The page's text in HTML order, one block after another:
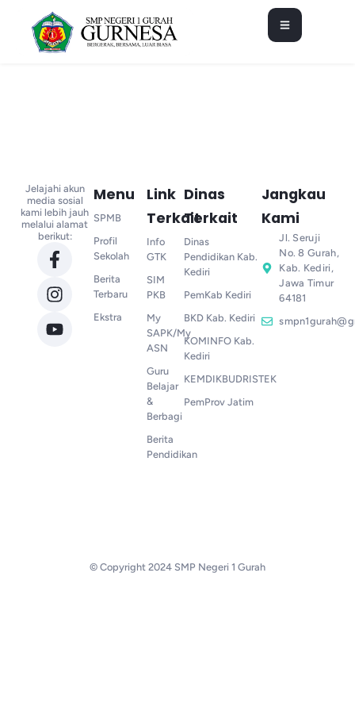
Jelajahi akun
media sosial
kami lebih jauh
melalui alamat
berikut:
Menu
SPMB
Profil
Sekolah
Berita
Terbaru
Ekstra
Link
Terkait
Info
GTK
SIM
PKB
My
SAPK/My
ASN
Guru
Belajar
&
Berbagi
Berita
Pendidikan
Dinas
Terkait
Dinas
Pendidikan Kab.
Kediri
PemKab Kediri
BKD Kab. Kediri
KOMINFO Kab.
Kediri
KEMDIKBUDRISTEK
PemProv Jatim
Jangkau
Kami
Jl. Seruji
No. 8 Gurah,
Kab. Kediri,
Jawa Timur
64181
© Copyright 2024 SMP Negeri 1 Gurah